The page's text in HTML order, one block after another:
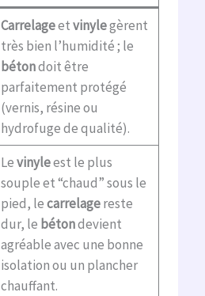
Carrelageetvinylegèrent
très bien l’humidité ; le
bétondoit être
parfaitement protégé
(vernis, résine ou
hydrofuge de qualité).
Levinyleest le plus
souple et “chaud” sous le
pied, lecarrelagereste
dur, le bétondevient
agréable avec une bonne
isolation ou un plancher
chauffant.